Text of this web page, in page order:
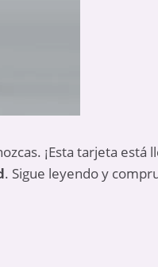
¡Esta tarjeta está
. Sigue leyendo y